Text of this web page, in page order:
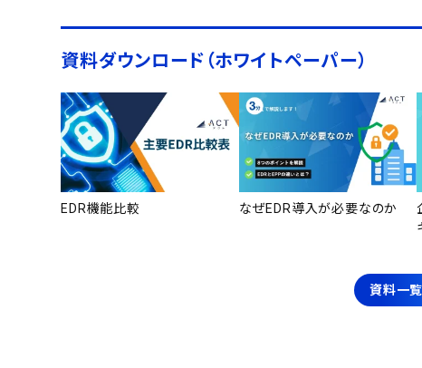
資料ダウンロード（ホワイトペーパー）
EDR機能比較 なぜEDR導入が必要なのか
資料一覧